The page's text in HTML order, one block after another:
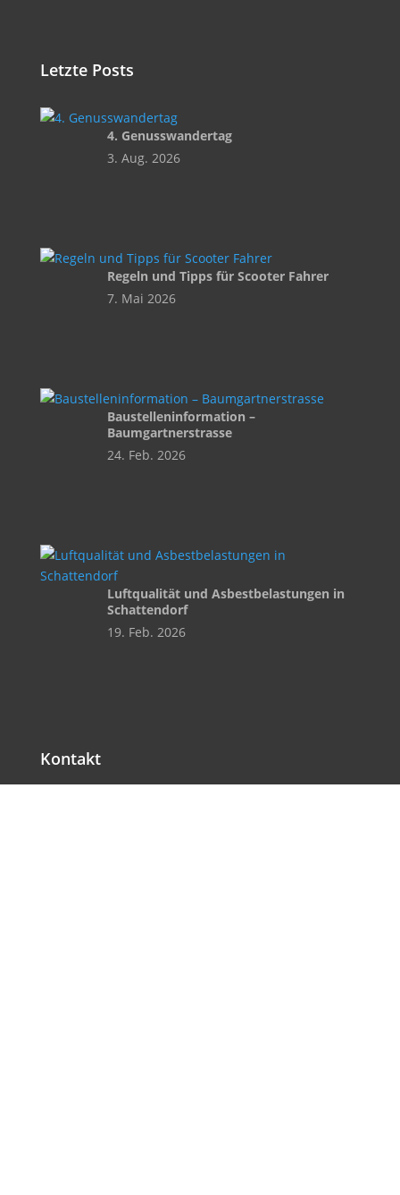
Letzte Posts
4. Genusswandertag
3. Aug. 2026
Regeln und Tipps für Scooter Fahrer
7. Mai 2026
Baustelleninformation –
Baumgartnerstrasse
24. Feb. 2026
Luftqualität und Asbestbelastungen in
Schattendorf
19. Feb. 2026
Kontakt